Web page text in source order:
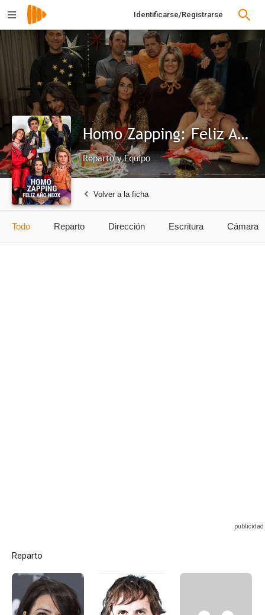
Identificarse/Registrarse
Homo Zapping: Feliz Año Neox
Reparto y Equipo
Volver a la ficha
Todo Reparto Dirección Escritura Cámara
Reparto